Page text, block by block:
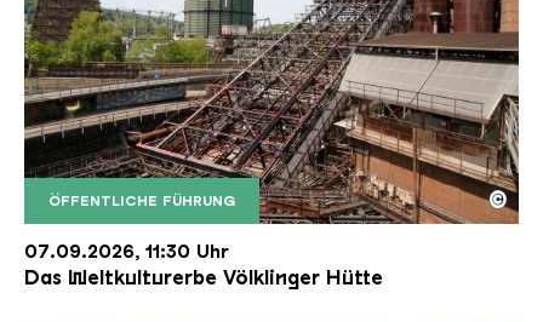
ÖFFENTLICHE FÜHRUNG
Der Erzschrägaufzug der Völklinger Hütte mit
Copyright: Weltkulturerbe Völklinger Hütte | Karl
©
07.09.2026, 11:30 Uhr
Das Weltkulturerbe Völklinger Hütte